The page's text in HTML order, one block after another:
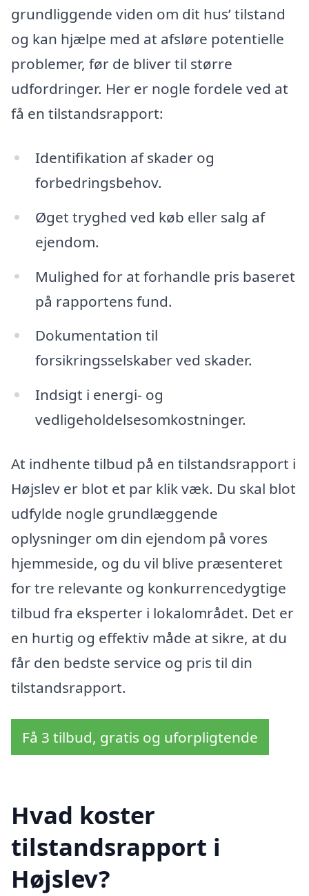
grundliggende viden om dit hus’ tilstand
og kan hjælpe med at afsløre potentielle
problemer, før de bliver til større
udfordringer. Her er nogle fordele ved at
få en tilstandsrapport:
Identifikation af skader og
forbedringsbehov.
Øget tryghed ved køb eller salg af
ejendom.
Mulighed for at forhandle pris baseret
på rapportens fund.
Dokumentation til
forsikringsselskaber ved skader.
Indsigt i energi- og
vedligeholdelsesomkostninger.
At indhente tilbud på en tilstandsrapport i
Højslev er blot et par klik væk. Du skal blot
udfylde nogle grundlæggende
oplysninger om din ejendom på vores
hjemmeside, og du vil blive præsenteret
for tre relevante og konkurrencedygtige
tilbud fra eksperter i lokalområdet. Det er
en hurtig og effektiv måde at sikre, at du
får den bedste service og pris til din
tilstandsrapport.
Få 3 tilbud, gratis og uforpligtende
Hvad koster
tilstandsrapport i
Højslev?